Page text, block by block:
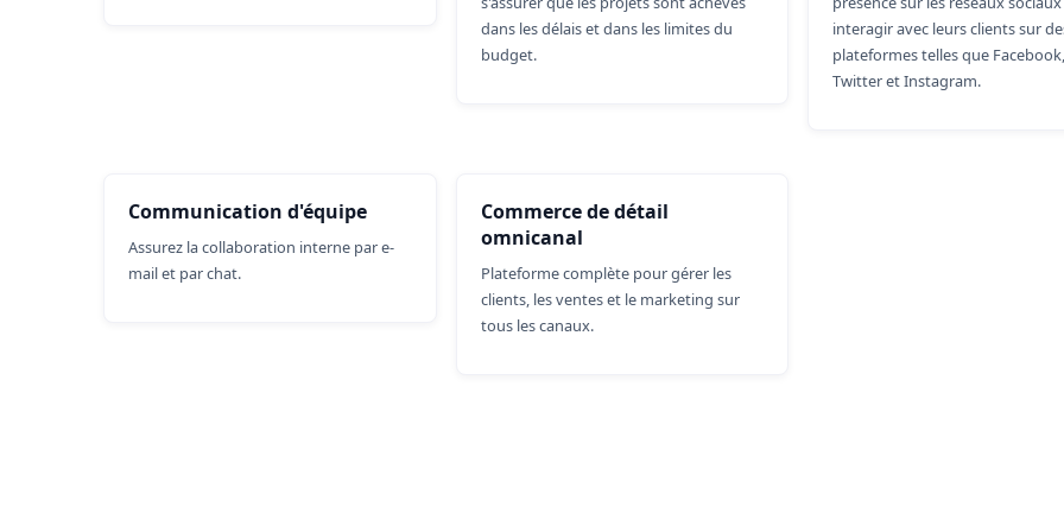
dans les délais et dans les limites du
budget.
interagir avec leurs clients sur
plateformes telles que Facebook,
Twitter et Instagram.
Communication d'équipe
Assurez la collaboration interne par e-
mail et par chat.
Commerce de détail
omnicanal
Plateforme complète pour gérer les
clients, les ventes et le marketing sur
tous les canaux.